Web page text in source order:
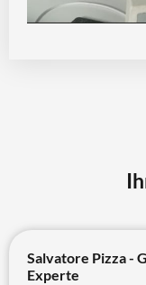
Salvatore Pizza -
Experte